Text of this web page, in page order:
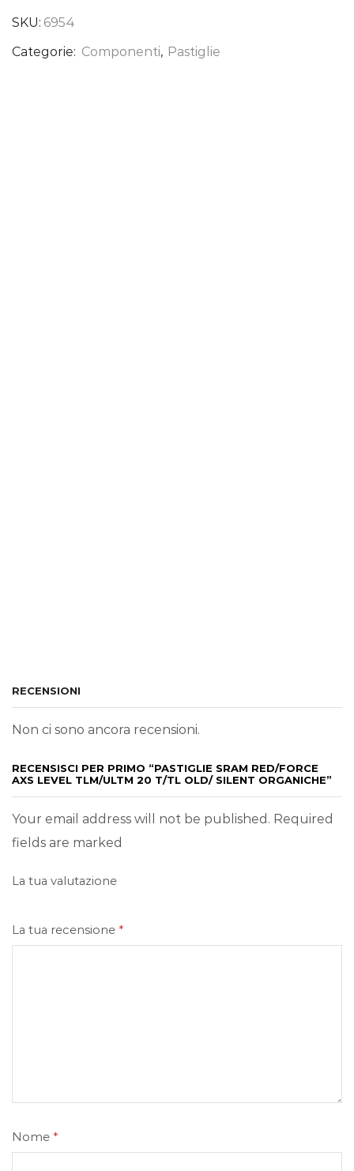
SKU: 6954
Categorie: Componenti, Pastiglie
RECENSIONI
Non ci sono ancora recensioni.
RECENSISCI PER PRIMO “PASTIGLIE SRAM RED/FORCE
AXS LEVEL TLM/ULTM 20 T/TL OLD/ SILENT ORGANICHE”
Your email address will not be published. Required
fields are marked
La tua valutazione
La tua recensione *
Nome *